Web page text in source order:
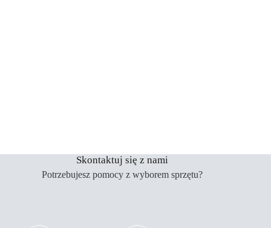
Skontaktuj się z nami
Potrzebujesz pomocy z wyborem sprzętu?